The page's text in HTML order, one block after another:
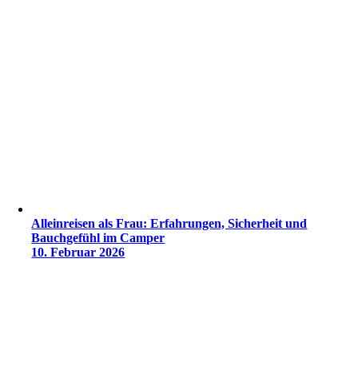
Alleinreisen als Frau: Erfahrungen, Sicherheit und
Bauchgefühl im Camper
10. Februar 2026